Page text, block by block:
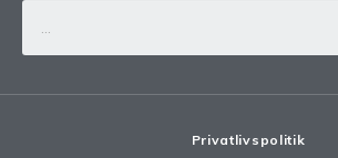
Privatlivspolitik